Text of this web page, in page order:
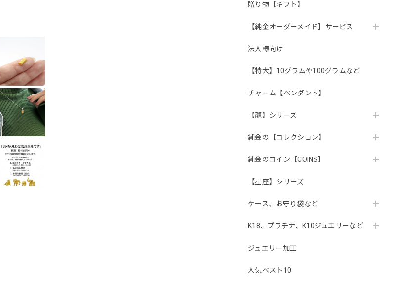
贈り物【ギフト】
【純金オーダーメイド】サービス
法人様向け
【特大】10グラムや100グラムなど
チャーム【ペンダント】
【龍】シリーズ
純金の【コレクション】
純金のコイン【COINS】
【星座】シリーズ
ケース、お守り袋など
K18、プラチナ、K10ジュエリーなど
ジュエリー加工
人気ベスト10